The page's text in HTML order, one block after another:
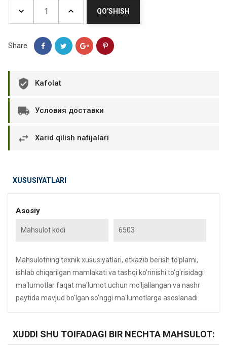
QO'SHISH
Share
Kafolat
Условия доставки
Xarid qilish natijalari
XUSUSIYATLARI
Asosiy
Mahsulot kodi 6503
Mahsulotning texnik xususiyatlari, etkazib berish to'plami,
ishlab chiqarilgan mamlakati va tashqi ko'rinishi to'g'risidagi
ma'lumotlar faqat ma'lumot uchun mo'ljallangan va nashr
paytida mavjud bo'lgan so'nggi ma'lumotlarga asoslanadi.
XUDDI SHU TOIFADAGI BIR NECHTA MAHSULOT: